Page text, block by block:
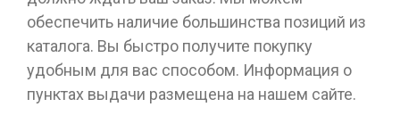
обеспечить наличие большинства позиций из
каталога. Вы быстро получите покупку
удобным для вас способом. Информация о
пунктах выдачи размещена на нашем сайте.